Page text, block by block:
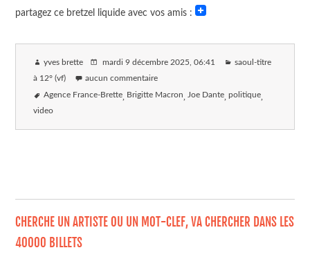
partagez ce bretzel liquide avec vos amis :
yves brette mardi 9 décembre 2025 , 06:41 saoul-titre
à 12° (vf) aucun commentaire
Agence France-Brette Brigitte Macron Joe Dante politique
video
CHERCHE UN ARTISTE OU UN MOT-CLEF, VA CHERCHER DANS LES
40000 BILLETS